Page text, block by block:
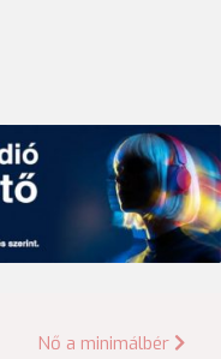
Nő a minimálbér